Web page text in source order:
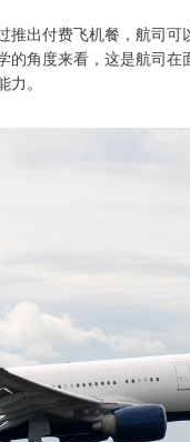
出付费飞机餐，航司
角度来看，这是航司
。